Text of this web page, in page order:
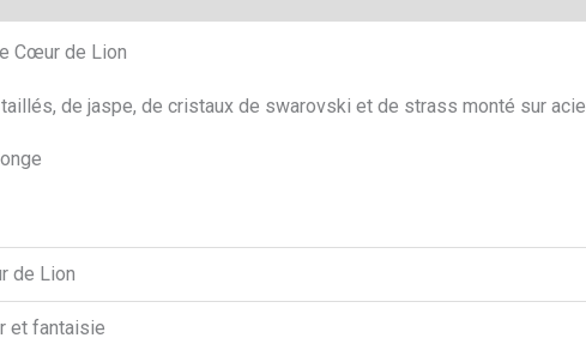
Cœur de Lion
de jaspe, de cristaux de swarovski et de strass monté sur
de Lion
et fantaisie